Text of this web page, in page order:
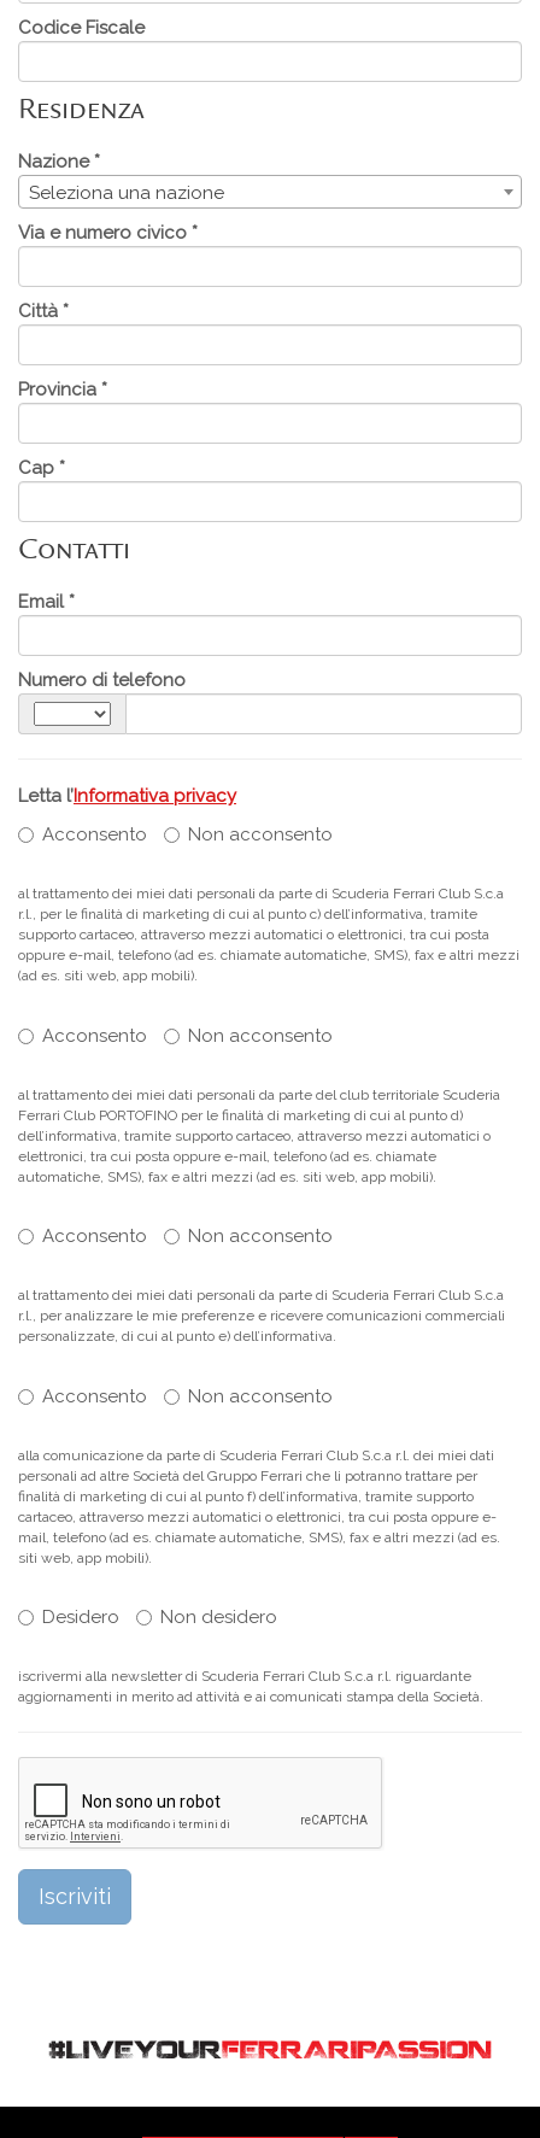
Codice Fiscale
Residenza
Nazione *
Seleziona una nazione
Via e numero civico *
Città *
Provincia *
Cap *
Contatti
Email *
Numero di telefono
Letta l’Informativa privacy
Acconsento
Non acconsento
al trattamento dei miei dati personali da parte di Scuderia Ferrari Club S.c.a
r.l., per le finalità di marketing di cui al punto c) dell’informativa, tramite
supporto cartaceo, attraverso mezzi automatici o elettronici, tra cui posta
oppure e-mail, telefono (ad es. chiamate automatiche, SMS), fax e altri mezzi
(ad es. siti web, app mobili).
Acconsento Non acconsento
al trattamento dei miei dati personali da parte del club territoriale Scuderia
Ferrari Club PORTOFINO per le finalità di marketing di cui al punto d)
dell’informativa, tramite supporto cartaceo, attraverso mezzi automatici o
elettronici, tra cui posta oppure e-mail, telefono (ad es. chiamate
automatiche, SMS), fax e altri mezzi (ad es. siti web, app mobili).
Acconsento Non acconsento
al trattamento dei miei dati personali da parte di Scuderia Ferrari Club S.c.a
r.l., per analizzare le mie preferenze e ricevere comunicazioni commerciali
personalizzate, di cui al punto e) dell’informativa.
Acconsento Non acconsento
alla comunicazione da parte di Scuderia Ferrari Club S.c.a r.l. dei miei dati
personali ad altre Società del Gruppo Ferrari che li potranno trattare per
finalità di marketing di cui al punto f) dell’informativa, tramite supporto
cartaceo, attraverso mezzi automatici o elettronici, tra cui posta oppure e-
mail, telefono (ad es. chiamate automatiche, SMS), fax e altri mezzi (ad es.
siti web, app mobili).
Desidero Non desidero
iscrivermi alla newsletter di Scuderia Ferrari Club S.c.a r.l. riguardante
aggiornamenti in merito ad attività e ai comunicati stampa della Società.
Iscriviti